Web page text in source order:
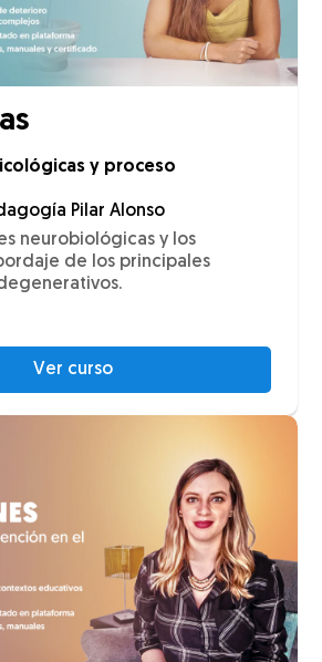
y proceso
Pilar Alonso
neurobiológicas y los
de los principales
Ver curso